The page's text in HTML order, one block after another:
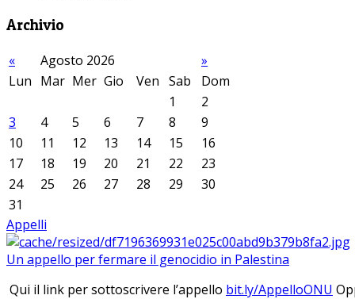
Archivio
« Agosto 2026
»
Lun Mar Mer Gio Ven Sab
Dom
1
2
3
4 5 6 7 8
9
10
11 12 13 14 15
16
17
18 19 20 21 22
23
24
25 26 27 28 29
30
31
Appelli
Un appello per fermare il genocidio in Palestina
Qui il link per sottoscrivere l’appello bit.ly/AppelloONU